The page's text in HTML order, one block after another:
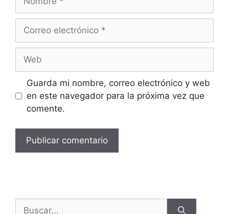
Guarda mi nombre, correo electrónico y web
en este navegador para la próxima vez que
comente.